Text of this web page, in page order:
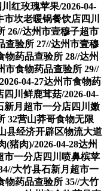
红玫瑰苹果/2026-04-
坎老暖锅餐饮店四川
26//达州市壹穆子超市
查验所 27//达州市壹穆
物药品查验所 28//达州
市食物药品查验所 29//
04-27达州市食物药
川鲜鹿茸菇/2026-04-
新月超市一分店四川嫩
32营山莽哥食物无限
县经济开辟区物流大道
猪肉)/2026-04-28达州
市一分店四川喷鼻槟苹
大竹县石新月超市一
物药品查验所 35//大竹